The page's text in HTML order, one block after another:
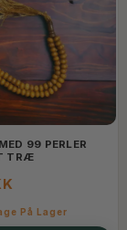
99 PERLER
TRÆ
På Lager